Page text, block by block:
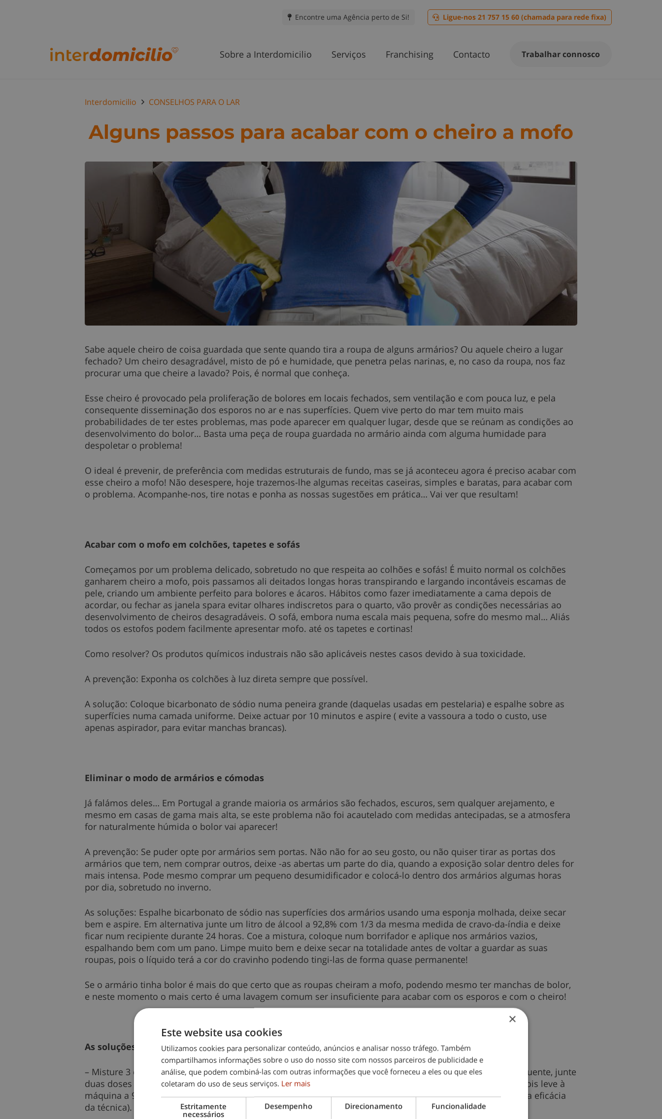
Encontre uma Agência perto de Si! Ligue-nos 21 757 15 60 (chamada para rede fixa)
Sobre a Interdomicilio Serviços Franchising Contacto Trabalhar connosco
Interdomicilio CONSELHOS PARA O LAR
Alguns passos para acabar com o cheiro a mofo
Sabe aquele cheiro de coisa guardada que sente quando tira a roupa de alguns armários? Ou aquele cheiro a lugar
fechado? Um cheiro desagradável, misto de pó e humidade, que penetra pelas narinas, e, no caso da roupa, nos faz
procurar uma que cheire a lavado? Pois, é normal que conheça.
Esse cheiro é provocado pela proliferação de bolores em locais fechados, sem ventilação e com pouca luz, e pela
consequente disseminação dos esporos no ar e nas superfícies. Quem vive perto do mar tem muito mais
probabilidades de ter estes problemas, mas pode aparecer em qualquer lugar, desde que se reúnam as condições ao
desenvolvimento do bolor… Basta uma peça de roupa guardada no armário ainda com alguma humidade para
despoletar o problema!
O ideal é prevenir, de preferência com medidas estruturais de fundo, mas se já aconteceu agora é preciso acabar com
esse cheiro a mofo! Não desespere, hoje trazemos-lhe algumas receitas caseiras, simples e baratas, para acabar com
o problema. Acompanhe-nos, tire notas e ponha as nossas sugestões em prática… Vai ver que resultam!
Acabar com o mofo em colchões, tapetes e sofás
Começamos por um problema delicado, sobretudo no que respeita ao colhões e sofás! É muito normal os colchões
ganharem cheiro a mofo, pois passamos ali deitados longas horas transpirando e largando incontáveis escamas de
pele, criando um ambiente perfeito para bolores e ácaros. Hábitos como fazer imediatamente a cama depois de
acordar, ou fechar as janela spara evitar olhares indiscretos para o quarto, vão provêr as condições necessárias ao
desenvolvimento de cheiros desagradáveis. O sofá, embora numa escala mais pequena, sofre do mesmo mal… Aliás
todos os estofos podem facilmente apresentar mofo. até os tapetes e cortinas!
Como resolver? Os produtos químicos industrais não são aplicáveis nestes casos devido à sua toxicidade.
A prevenção: Exponha os colchões à luz direta sempre que possível.
A solução: Coloque bicarbonato de sódio numa peneira grande (daquelas usadas em pestelaria) e espalhe sobre as
superfícies numa camada uniforme. Deixe actuar por 10 minutos e aspire ( evite a vassoura a todo o custo, use
apenas aspirador, para evitar manchas brancas).
Eliminar o modo de armários e cómodas
Já falámos deles… Em Portugal a grande maioria os armários são fechados, escuros, sem qualquer arejamento, e
mesmo em casas de gama mais alta, se este problema não foi acautelado com medidas antecipadas, se a atmosfera
for naturalmente húmida o bolor vai aparecer!
A prevenção: Se puder opte por armários sem portas. Não não for ao seu gosto, ou não quiser tirar as portas dos
armários que tem, nem comprar outros, deixe -as abertas um parte do dia, quando a exposição solar dentro deles for
mais intensa. Pode mesmo comprar um pequeno desumidificador e colocá-lo dentro dos armários algumas horas
por dia, sobretudo no inverno.
As soluções: Espalhe bicarbonato de sódio nas superfícies dos armários usando uma esponja molhada, deixe secar
bem e aspire. Em alternativa junte um litro de álcool a 92,8% com 1/3 da mesma medida de cravo-da-índia e deixe
ficar num recipiente durante 24 horas. Coe a mistura, coloque num borrifador e aplique nos armários vazios,
espalhando bem com um pano. Limpe muito bem e deixe secar na totalidade antes de voltar a guardar as suas
roupas, pois o líquido terá a cor do cravinho podendo tingi-las de forma quase permanente!
Se o armário tinha bolor é mais do que certo que as roupas cheiram a mofo, podendo mesmo ter manchas de bolor,
e neste momento o mais certo é uma lavagem comum ser insuficiente para acabar com os esporos e com o cheiro!
As soluções:
– Misture 3 colheres de sopa de bicarbonato de sódio e 1 colher sopa rasa de sal para cada litro de água quente, junte
duas doses do seu detergente habitual, e deixe a roupa imersa nessa solução por duas ou três horas. Depois leve à
máquina a 90º (ou menos, dependendo das peças, mas quantos mais baixa for a temperatura menor será a eficácia
da técnica).
×
Este website usa cookies
Utilizamos cookies para personalizar conteúdo, anúncios e analisar nosso tráfego. Também
compartilhamos informações sobre o uso do nosso site com nossos parceiros de publicidade e
análise, que podem combiná-las com outras informações que você forneceu a eles ou que eles
coletaram do uso de seus serviços. Ler mais
Estritamente
necessários
Desempenho Direcionamento Funcionalidade